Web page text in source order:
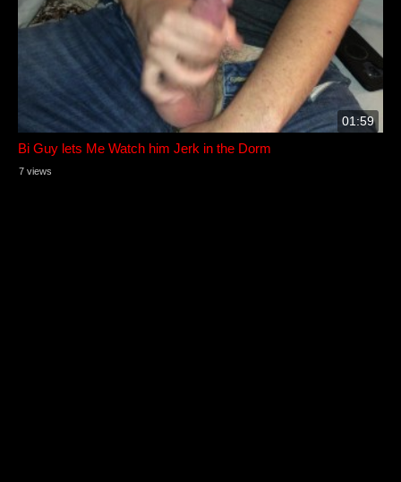
01:59
Bi Guy lets Me Watch him Jerk in the Dorm
7 views